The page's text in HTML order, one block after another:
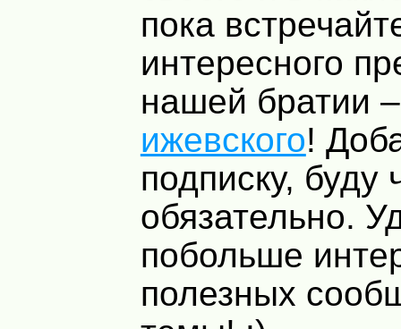
пока
интересного
нашей братии
ижевского!
подписку, буду
обязательно.
побольше
полезных